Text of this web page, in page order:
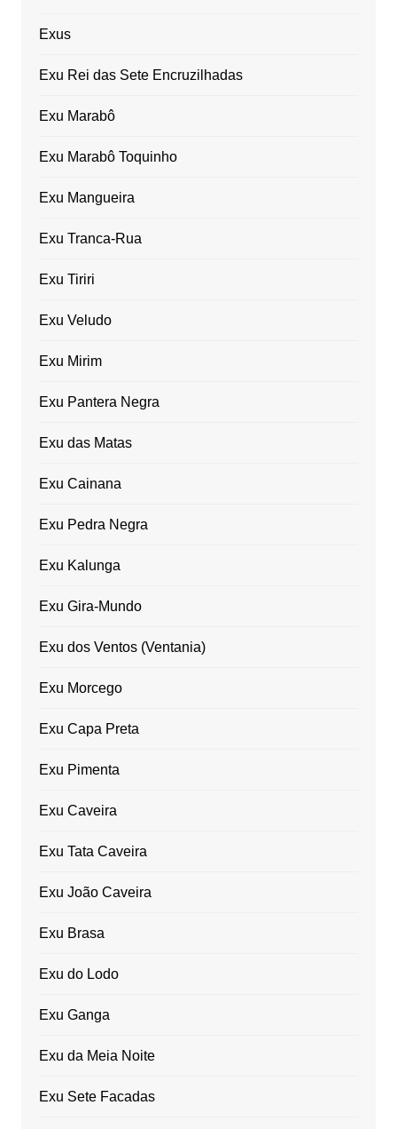
Exus
Exu Rei das Sete Encruzilhadas
Exu Marabô
Exu Marabô Toquinho
Exu Mangueira
Exu Tranca-Rua
Exu Tiriri
Exu Veludo
Exu Mirim
Exu Pantera Negra
Exu das Matas
Exu Cainana
Exu Pedra Negra
Exu Kalunga
Exu Gira-Mundo
Exu dos Ventos (Ventania)
Exu Morcego
Exu Capa Preta
Exu Pimenta
Exu Caveira
Exu Tata Caveira
Exu João Caveira
Exu Brasa
Exu do Lodo
Exu Ganga
Exu da Meia Noite
Exu Sete Facadas